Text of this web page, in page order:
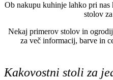
Ob nakupu kuhinje lahko pri
stolov
Nekaj primerov stolov in
za več informacij, barve in
Kakovostni stoli za